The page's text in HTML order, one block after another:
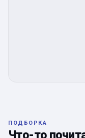
ПОДБОРКА
Что-то